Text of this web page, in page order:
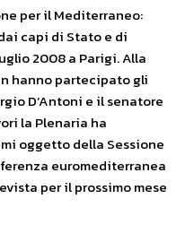
per il Mediterraneo:
capi di Stato e di
2008 a Parigi. Alla
hanno partecipato gli
D’Antoni e il senatore
la Plenaria ha
oggetto della Sessione
euromediterranea
per il prossimo mese